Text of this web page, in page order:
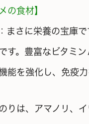
の食材】
まさに栄養の宝庫
す。豊富なビタミン
能を強化し、免疫
りは、アマノリ、